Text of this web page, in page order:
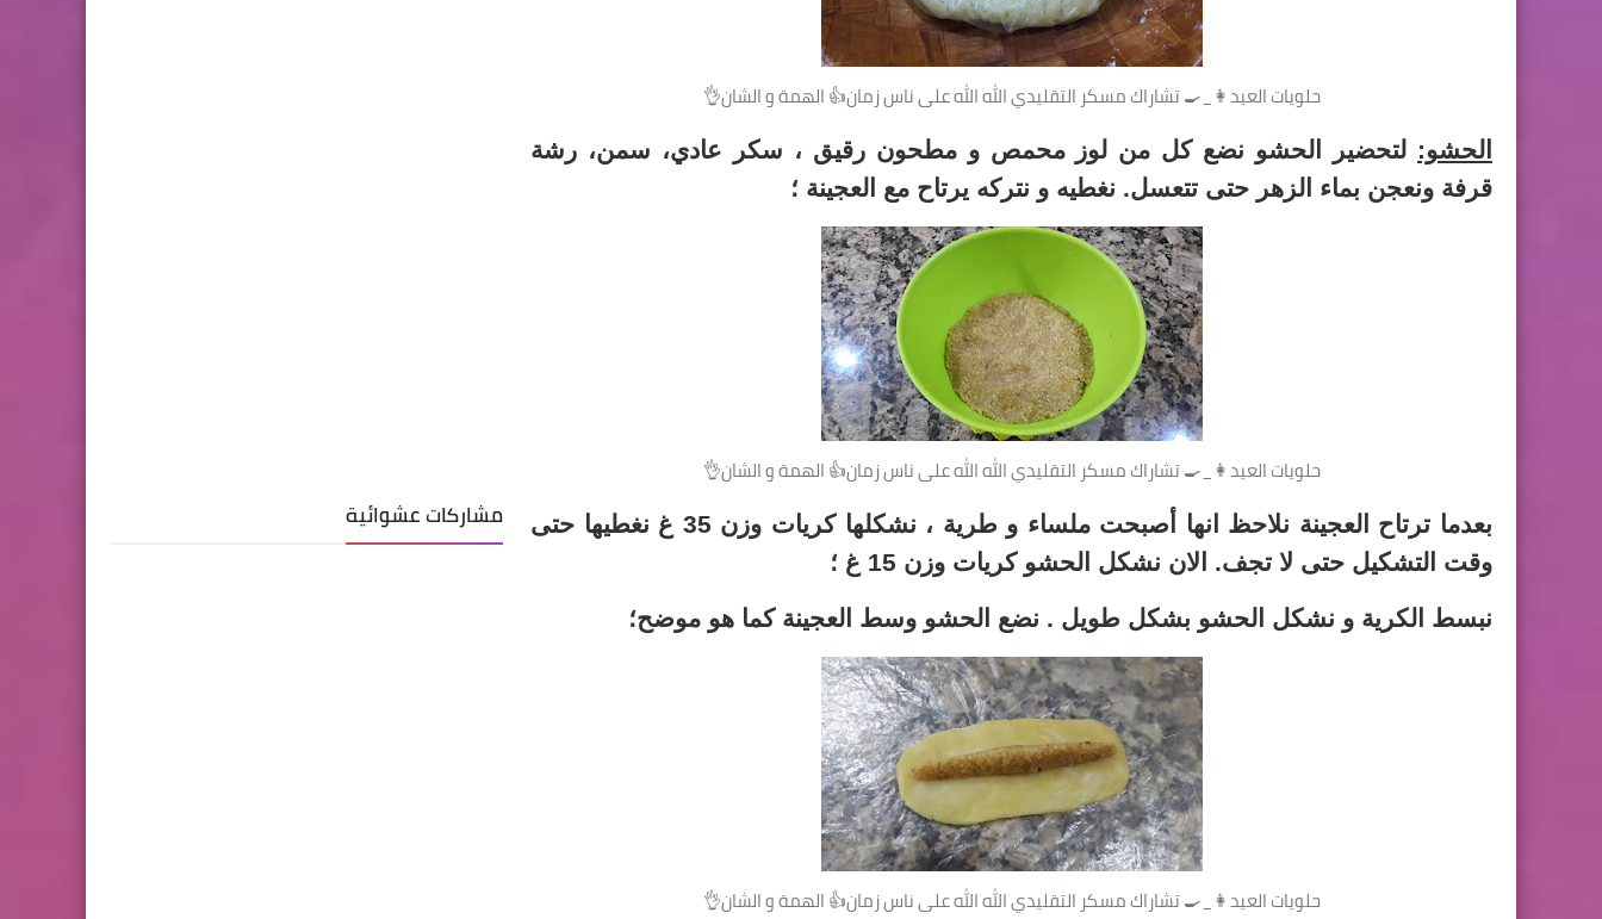
حلويات العيد👩_🍳 تشاراك مسكر التقليدي الله الله على ناس زمان👍 الهمة و الشان👌
الحشو: لتحضير الحشو نضع كل من لوز محمص و مطحون رقيق ، سكر عادي، سمن، رشة
قرفة ونعجن بماء الزهر حتى تتعسل. نغطيه و نتركه يرتاح مع العجينة ؛
حلويات العيد👩_🍳 تشاراك مسكر التقليدي الله الله على ناس زمان👍 الهمة و الشان👌
بعدما ترتاح العجينة نلاحظ انها أصبحت ملساء و طرية ، نشكلها كريات وزن 35 غ نغطيها حتى
وقت التشكيل حتى لا تجف. الان نشكل الحشو كريات وزن 15 غ ؛
نبسط الكرية و نشكل الحشو بشكل طويل . نضع الحشو وسط العجينة كما هو موضح؛
حلويات العيد👩_🍳 تشاراك مسكر التقليدي الله الله على ناس زمان👍 الهمة و الشان👌
مشاركات عشوائية